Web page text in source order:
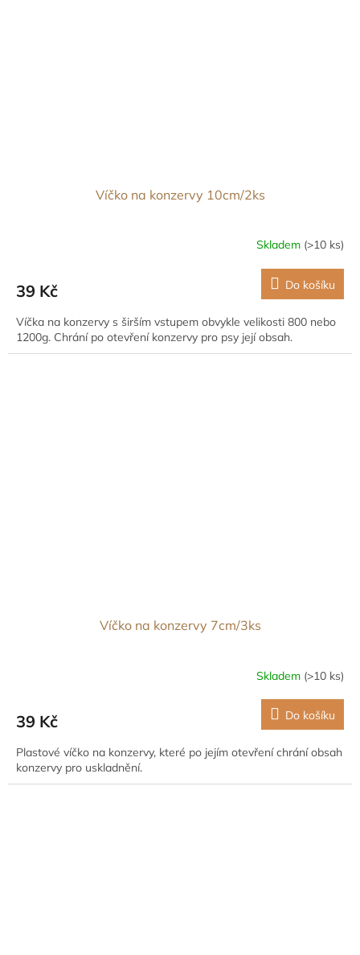
Víčko na konzervy 10cm/2ks
Skladem (>10 ks)
39 Kč Do košíku
Víčka na konzervy s širším vstupem obvykle velikosti 800 nebo
1200g. Chrání po otevření konzervy pro psy její obsah.
Víčko na konzervy 7cm/3ks
Skladem (>10 ks)
39 Kč Do košíku
Plastové víčko na konzervy, které po jejím otevření chrání obsah
konzervy pro uskladnění.